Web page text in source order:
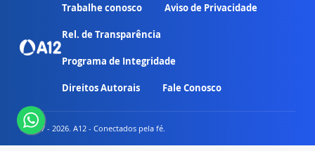
Trabalhe conosco Aviso de Privacidade
Rel. de Transparência
Programa de Integridade
Direitos Autorais Fale Conosco
© 2007 - 2026. A12 - Conectados pela fé.